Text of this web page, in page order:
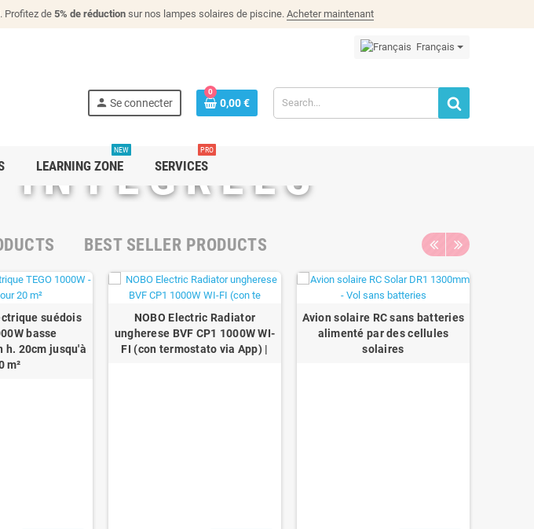
Profitez de5% de réduction sur nos lampes solaires de piscine. Acheter maintenant
Français
person Se connecter
0
0,00 €
LEARNING ZONE
NEW
SERVICES
PRO
BEST SELLER PRODUCTS
suédois
basse
h. 20cm jusqu'à
m²
NOBO Electric Radiator
ungherese BVF CP1 1000W WI-
FI (con termostato via App) |
Avion solaire RC sans batteries
alimenté par des cellules
solaires